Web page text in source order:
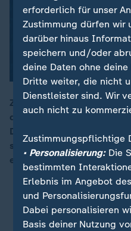
Zwölf Tage vor der Wahl
das zweite und letzte TV-
Donald Trump und seinem
statt. ZDFheute zeigt die
eineinhalbstündigen
erforderlich für unser
Zustimmung dürfen wir
darüber hinaus
speichern und/oder
deine Daten ohne
Dritte weiter, die nicht
Dienstleister sind. Wir
auch nicht zu
Zustimmungspflichtige
• Personalisierung:Die
bestimmten
Erlebnis im Angebot
und
Dabei personalisieren
Basis deiner Nutzung